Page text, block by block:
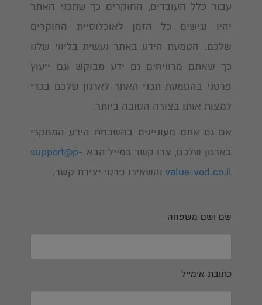
עבור כלל העובדים, החוקרים כך שתכני האתר
יהיו נגישים כל הזמן לאוכלוסיית החוקרים
שלכם. הטמעת הידע באתר נעשית בליווי שלנו
כך שאתם מרוויחים גם ידע מבוקש וגם ייעוץ
פרטני בהטמעת תכני האתר לארגון שלכם בכדי
למצות אותו בצורה הטובה ביותר.
אם גם אתם מעוניינים בהשבחת הידע המחקרי
בארגון שלכם, צרו קשר במייל הבא support@p-
value-vod.co.il והשאירו פרטי יצירת קשר.
שם ושם משפחה
כתובת אימייל